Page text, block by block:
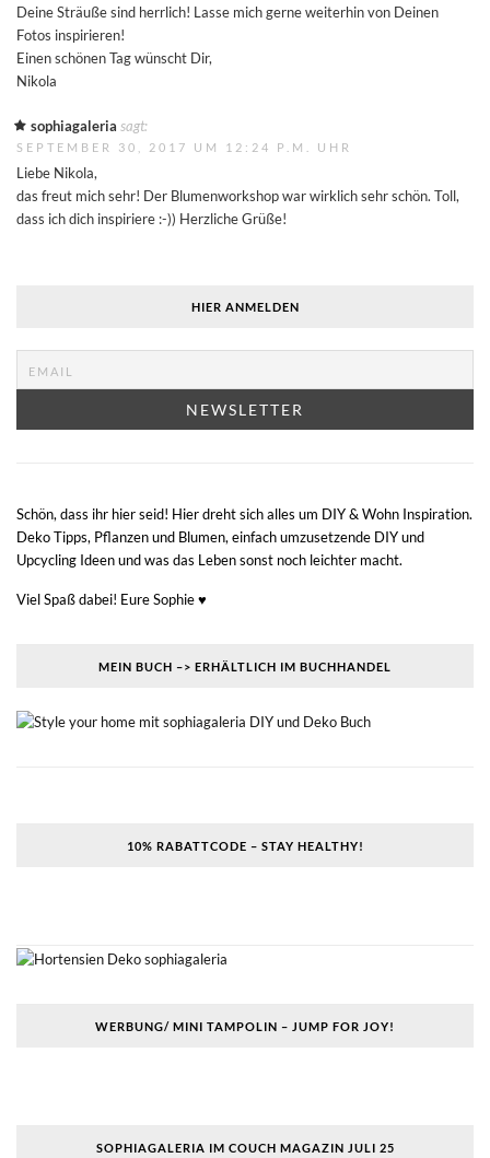
Deine Sträuße sind herrlich! Lasse mich gerne weiterhin von Deinen
Fotos inspirieren!
Einen schönen Tag wünscht Dir,
Nikola
sophiagaleria sagt:
SEPTEMBER 30, 2017 UM 12:24 P.M. UHR
Liebe Nikola,
das freut mich sehr! Der Blumenworkshop war wirklich sehr schön. Toll,
dass ich dich inspiriere :-)) Herzliche Grüße!
HIER ANMELDEN
Schön, dass ihr hier seid! Hier dreht sich alles um DIY & Wohn Inspiration.
Deko Tipps, Pflanzen und Blumen, einfach umzusetzende DIY und
Upcycling Ideen und was das Leben sonst noch leichter macht.
Viel Spaß dabei! Eure Sophie ♥
MEIN BUCH –> ERHÄLTLICH IM BUCHHANDEL
10% RABATTCODE – STAY HEALTHY!
WERBUNG/ MINI TAMPOLIN – JUMP FOR JOY!
SOPHIAGALERIA IM COUCH MAGAZIN JULI 25